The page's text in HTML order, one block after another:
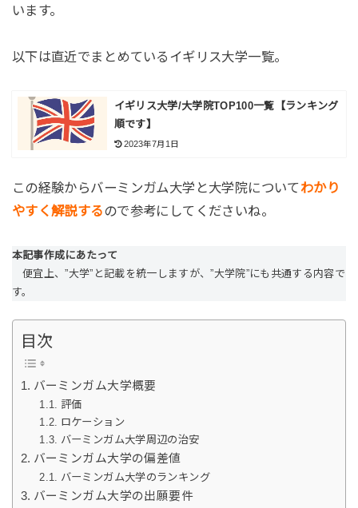
います。
以下は直近でまとめているイギリス大学一覧。
イギリス大学/大学院TOP100一覧【ランキング
順です】
2023年7月1日
この経験からバーミンガム大学と大学院についてわかり
やすく解説するので参考にしてくださいね。
本記事作成にあたって
便宜上、”大学”と記載を統一しますが、”大学院”にも共通する内容で
す。
目次
バーミンガム大学概要
評価
ロケーション
バーミンガム大学周辺の治安
バーミンガム大学の偏差値
バーミンガム大学のランキング
バーミンガム大学の出願要件